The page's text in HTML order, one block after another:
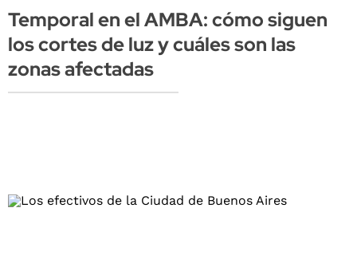
Temporal en el AMBA: cómo siguen
los cortes de luz y cuáles son las
zonas afectadas